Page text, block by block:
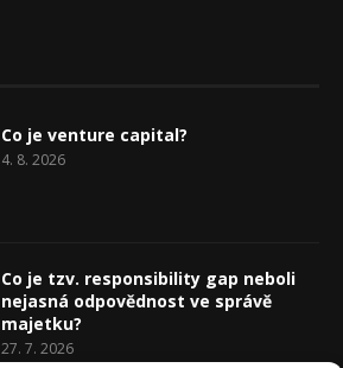
Co je venture capital?
4. 8. 2026
Co je tzv. responsibility gap neboli
nejasná odpovědnost ve správě
majetku?
27. 7. 2026